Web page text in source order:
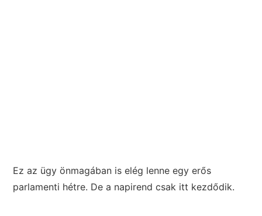
Ez az ügy önmagában is elég lenne egy erős
parlamenti hétre. De a napirend csak itt kezdődik.